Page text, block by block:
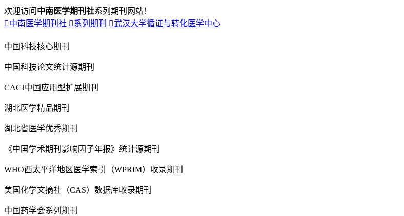
欢迎访问 中南医学期刊社系列期刊网站！
中南医学期刊社 系列期刊 武汉大学循证与转化医学中心
中国科技核心期刊
中国科技论文统计源期刊
CACJ中国应用型扩展期刊
湖北医学精品期刊
湖北省医学优秀期刊
《中国学术期刊影响因子年报》统计源期刊
WHO西太平洋地区医学索引（WPRIM）收录期刊
美国化学文摘社（CAS）数据库收录期刊
中国药学会系列期刊